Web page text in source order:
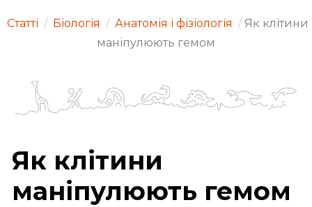
Статті / Біологія / Анатомія і фізіологія / Як клітини
маніпулюють гемом
Як клітини
маніпулюють гемом